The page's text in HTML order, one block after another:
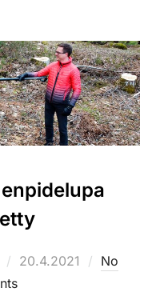
Posted
20.4.2021
No